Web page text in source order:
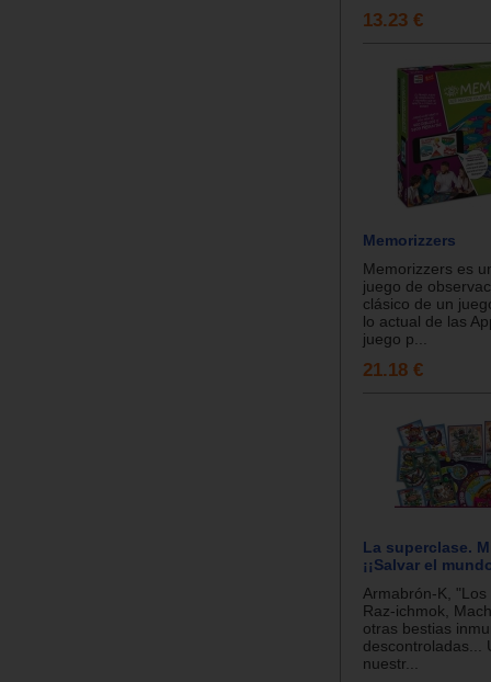
13.23 €
Memorizzers
Memorizzers es
juego de
clásico de un
lo actual de las
juego p...
21.18 €
La superclase.
¡¡Salvar el
Armabrón-K,
Raz-ichmok,
otras bestias
descontroladas...
nuestr...